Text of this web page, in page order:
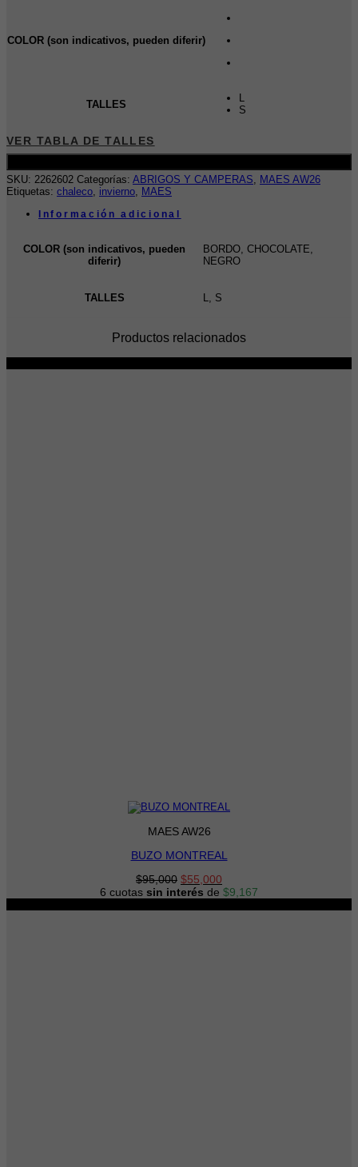
COLOR (son indicativos, pueden diferir)
TALLES
S
VER TABLA DE TALLES
SKU: 2262602 Categorías: ABRIGOS Y CAMPERAS
MAES AW26
Etiquetas: chaleco invierno MAES
Información adicional
COLOR (son indicativos, pueden
diferir)
BORDO, CHOCOLATE,
NEGRO
TALLES L, S
Productos relacionados
MAES AW26
BUZO MONTREAL
$95,000 El
precio
$55,000
precio
6 cuotas sin interés de $9,167